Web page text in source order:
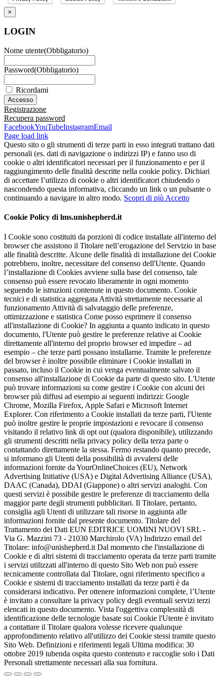
×
LOGIN
Nome utente(Obbligatorio)
Password(Obbligatorio)
Ricordami
Registrazione
Recupera password
FacebookYouTubeInstagramEmail
Page load link
Questo sito o gli strumenti di terze parti in esso integrati trattano dati
personali (es. dati di navigazione o indirizzi IP) e fanno uso di
cookie o altri identificatori necessari per il funzionamento e per il
raggiungimento delle finalità descritte nella cookie policy. Dichiari
di accettare l’utilizzo di cookie o altri identificatori chiudendo o
nascondendo questa informativa, cliccando un link o un pulsante o
continuando a navigare in altro modo. Scopri di più Accetto
Cookie Policy di lms.unishepherd.it
I Cookie sono costituiti da porzioni di codice installate all'interno del
browser che assistono il Titolare nell’erogazione del Servizio in base
alle finalità descritte. Alcune delle finalità di installazione dei Cookie
potrebbero, inoltre, necessitare del consenso dell'Utente. Quando
l’installazione di Cookies avviene sulla base del consenso, tale
consenso può essere revocato liberamente in ogni momento
seguendo le istruzioni contenute in questo documento. Cookie
tecnici e di statistica aggregata Attività strettamente necessarie al
funzionamento Attività di salvataggio delle preferenze,
ottimizzazione e statistica Come posso esprimere il consenso
all'installazione di Cookie? In aggiunta a quanto indicato in questo
documento, l'Utente può gestire le preferenze relative ai Cookie
direttamente all'interno del proprio browser ed impedire – ad
esempio – che terze parti possano installarne. Tramite le preferenze
del browser è inoltre possibile eliminare i Cookie installati in
passato, incluso il Cookie in cui venga eventualmente salvato il
consenso all'installazione di Cookie da parte di questo sito. L'Utente
può trovare informazioni su come gestire i Cookie con alcuni dei
browser più diffusi ad esempio ai seguenti indirizzi: Google
Chrome, Mozilla Firefox, Apple Safari e Microsoft Internet
Explorer. Con riferimento a Cookie installati da terze parti, l'Utente
può inoltre gestire le proprie impostazioni e revocare il consenso
visitando il relativo link di opt out (qualora disponibile), utilizzando
gli strumenti descritti nella privacy policy della terza parte o
contattando direttamente la stessa. Fermo restando quanto precede,
si informano gli Utenti della possibilità di avvalersi delle
informazioni fornite da YourOnlineChoices (EU), Network
Advertising Initiative (USA) e Digital Advertising Alliance (USA),
DAAC (Canada), DDAI (Giappone) o altri servizi analoghi. Con
questi servizi è possibile gestire le preferenze di tracciamento della
maggior parte degli strumenti pubblicitari. Il Titolare, pertanto,
consiglia agli Utenti di utilizzare tali risorse in aggiunta alle
informazioni fornite dal presente documento. Titolare del
Trattamento dei Dati EUN EDITRICE UOMINI NUOVI SRL -
Via G. Mazzini 73 - 21030 Marchirolo (VA) Indirizzo email del
Titolare: info@unishepherd.it Dal momento che l'installazione di
Cookie e di altri sistemi di tracciamento operata da terze parti tramite
i servizi utilizzati all'interno di questo Sito Web non può essere
tecnicamente controllata dal Titolare, ogni riferimento specifico a
Cookie e sistemi di tracciamento installati da terze parti è da
considerarsi indicativo. Per ottenere informazioni complete, l’Utente
è invitato a consultare la privacy policy degli eventuali servizi terzi
elencati in questo documento. Vista l'oggettiva complessità di
identificazione delle tecnologie basate sui Cookie l'Utente è invitato
a contattare il Titolare qualora volesse ricevere qualunque
approfondimento relativo all'utilizzo dei Cookie stessi tramite questo
Sito Web. Definizioni e riferimenti legali Ultima modifica: 30
ottobre 2019 iubenda ospita questo contenuto e raccoglie solo i Dati
Personali strettamente necessari alla sua fornitura.